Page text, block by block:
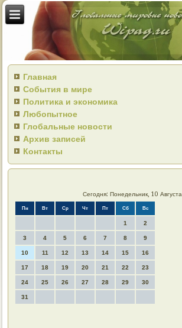
Главная
События в мире
Политика и экономика
Любопытное
Глобальные новости
Архив записей
Контакты
Сегодня: Понедельник, 10 Августа
Пн Вт Ср Чт Пт Сб Вс
1 2
3 4 5 6 7 8 9
10 11 12 13 14 15 16
17 18 19 20 21 22 23
24 25 26 27 28 29 30
31